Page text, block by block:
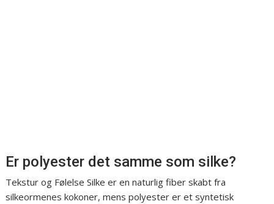
Er polyester det samme som silke?
Tekstur og Følelse Silke er en naturlig fiber skabt fra
silkeormenes kokoner, mens polyester er et syntetisk